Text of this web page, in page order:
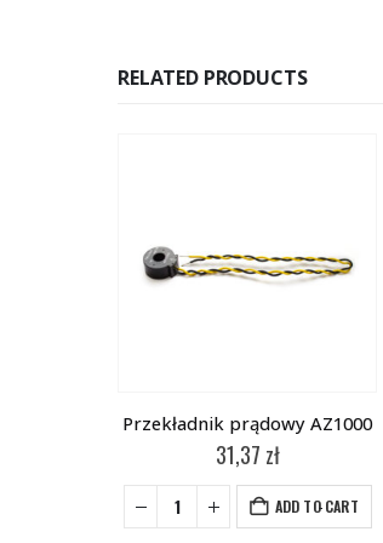
RELATED PRODUCTS
Przekładnik prądowy AZ1000
31,37 zł
ADD TO CART
-